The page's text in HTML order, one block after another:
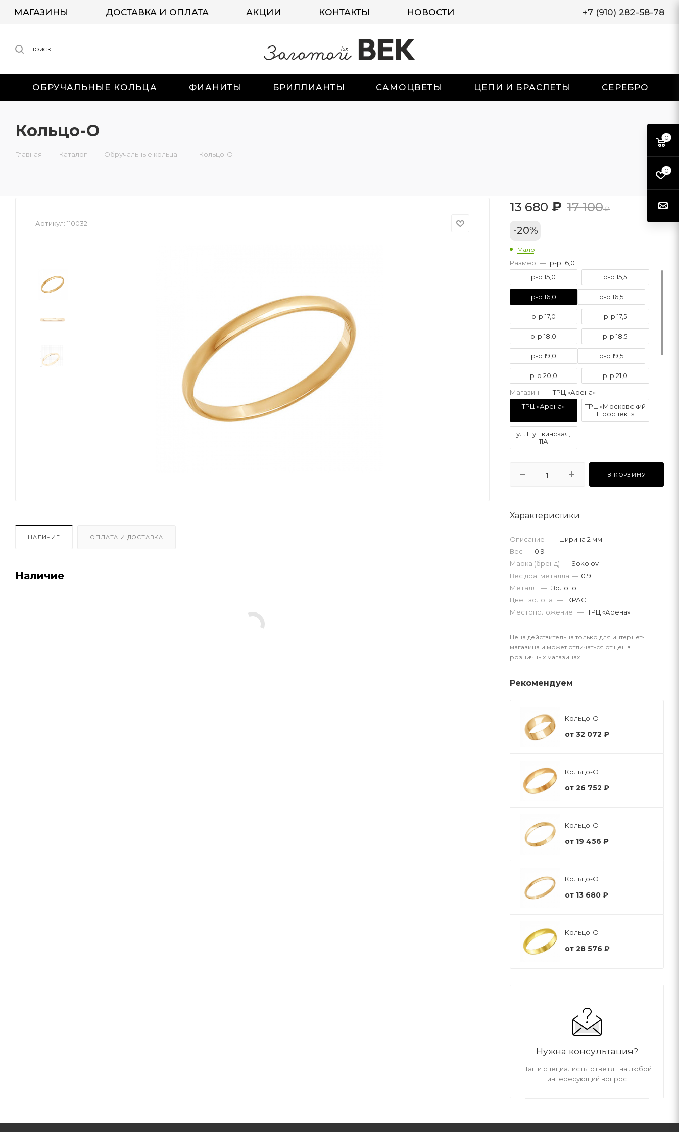
МАГАЗИНЫ ДОСТАВКА И ОПЛАТА АКЦИИ КОНТАКТЫ НОВОСТИ +7 (910) 282-58-78
ПОИСК
ОБРУЧАЛЬНЫЕ КОЛЬЦА ФИАНИТЫ БРИЛЛИАНТЫ САМОЦВЕТЫ ЦЕПИ И БРАСЛЕТЫ СЕРЕБРО
Кольцо-О
Главная — Каталог — Обручальные кольца — Кольцо-О
Артикул: 110032
НАЛИЧИЕ ОПЛАТА И ДОСТАВКА
Наличие
13 680 ₽ 17 100₽
-20%
Мало
Размер — р-р 16,0
р-р 15,0
р-р 15,5
р-р 16,0 р-р 16,5
р-р 17,0 р-р 17,5
р-р 18,0 р-р 18,5
р-р 19,0 р-р 19,5
р-р 20,0 р-р 21,0
р-р 21,5
р-р 23,0
Магазин — ТРЦ «Арена»
ТРЦ «Арена»
ТРЦ «Московский
Проспект»
ул. Пушкинская,
11А
В КОРЗИНУ
Характеристики
Описание — ширина 2 мм
Вес драгметалла — 0.9
Марка (бренд) — Sokolov
Вес — 0.9
Металл — Золото
Цвет золота — КРАС
Местоположение — ТРЦ «Арена»
Цена действительна только для интернет-
магазина и может отличаться от цен в
розничных магазинах
Рекомендуем
Кольцо-О
от 32 072 ₽
Кольцо-О
от 26 752 ₽
Кольцо-О
от 19 456 ₽
Кольцо-О
от 13 680 ₽
Кольцо-О
от 28 576 ₽
Нужна консультация?
Наши специалисты ответят на любой
интересующий вопрос
0
0